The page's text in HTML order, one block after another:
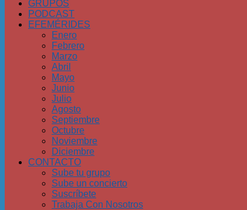
GRUPOS
PODCAST
EFEMÉRIDES
Enero
Febrero
Marzo
Abril
Mayo
Junio
Julio
Agosto
Septiembre
Octubre
Noviembre
Diciembre
CONTACTO
Sube tu grupo
Sube un concierto
Suscríbete
Trabaja Con Nosotros